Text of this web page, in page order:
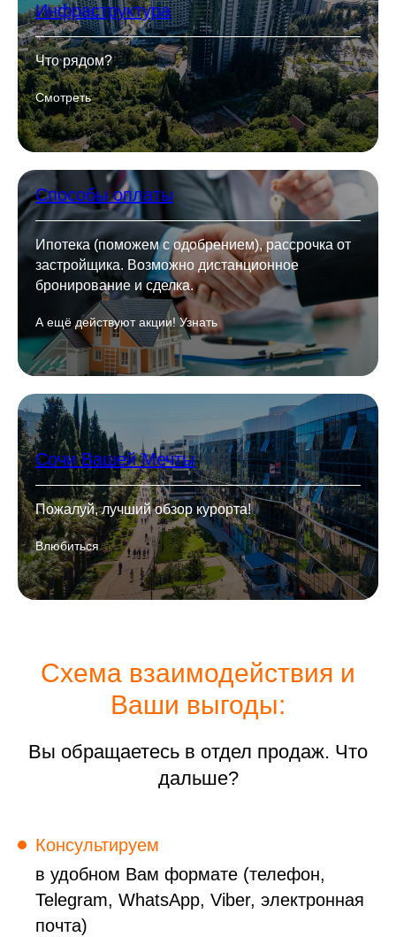
Инфраструктура
Что рядом?
Смотреть
Способы оплаты
Ипотека (поможем с одобрением), рассрочка от
застройщика. Возможно дистанционное
бронирование и сделка.
А ещё действуют акции! Узнать
Сочи Вашей Мечты
Пожалуй, лучший обзор курорта!
Влюбиться
Схема взаимодействия и
Ваши выгоды:
Вы обращаетесь в отдел продаж. Что
дальше?
Консультируем
в удобном Вам формате (телефон,
Telegram, WhatsApp, Viber, электронная
почта)